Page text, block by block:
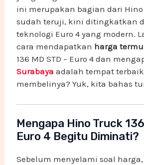
ini merupakan bagian dari Hino
sudah teruji, kini ditingkatkan
teknologi Euro 4 yang modern.
cara mendapatkan harga
136 MD STD – Euro 4 dan
Surabaya adalah tempat
membelinya? Yuk, kita bahas
Mengapa Hino Truck
Euro 4 Begitu Diminati?
Sebelum menyelami soal